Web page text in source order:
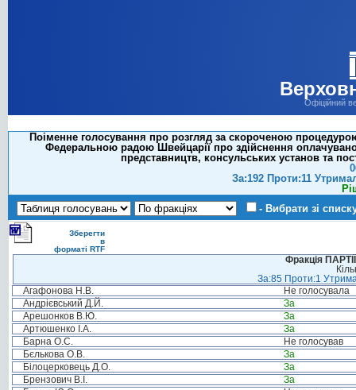
Офіційний
Поіменне голосування про розгляд за скороченою
Федеральною радою Швейцарії про здійснення
представництв, консульських установ та
За:192 Проти:11
- Вибрати зі
Зберегти
в
форматі RTF
Фракція
За:85 Проти:1
Агафонова Н.В.
Не голосувала
Андрієвський Д.Й.
За
Арешонков В.Ю.
За
Артюшенко І.А.
За
Барна О.С.
Не голосував
Бєлькова О.В.
За
Білоцерковець Д.О.
За
Брензович В.І.
За